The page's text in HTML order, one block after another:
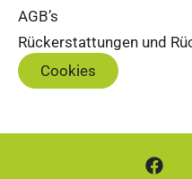
AGB’s
Rückerstattungen und
Cookies